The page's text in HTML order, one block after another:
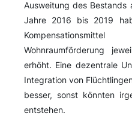
Ausweitung des Bestands
Jahre 2016 bis 2019
Wohnraumförderung
erhöht. Eine dezentrale
Integration von
besser, sonst könnten
entstehen.